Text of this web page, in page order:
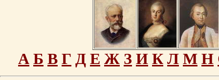
А Б В Г Д Е Ж З И К Л М Н